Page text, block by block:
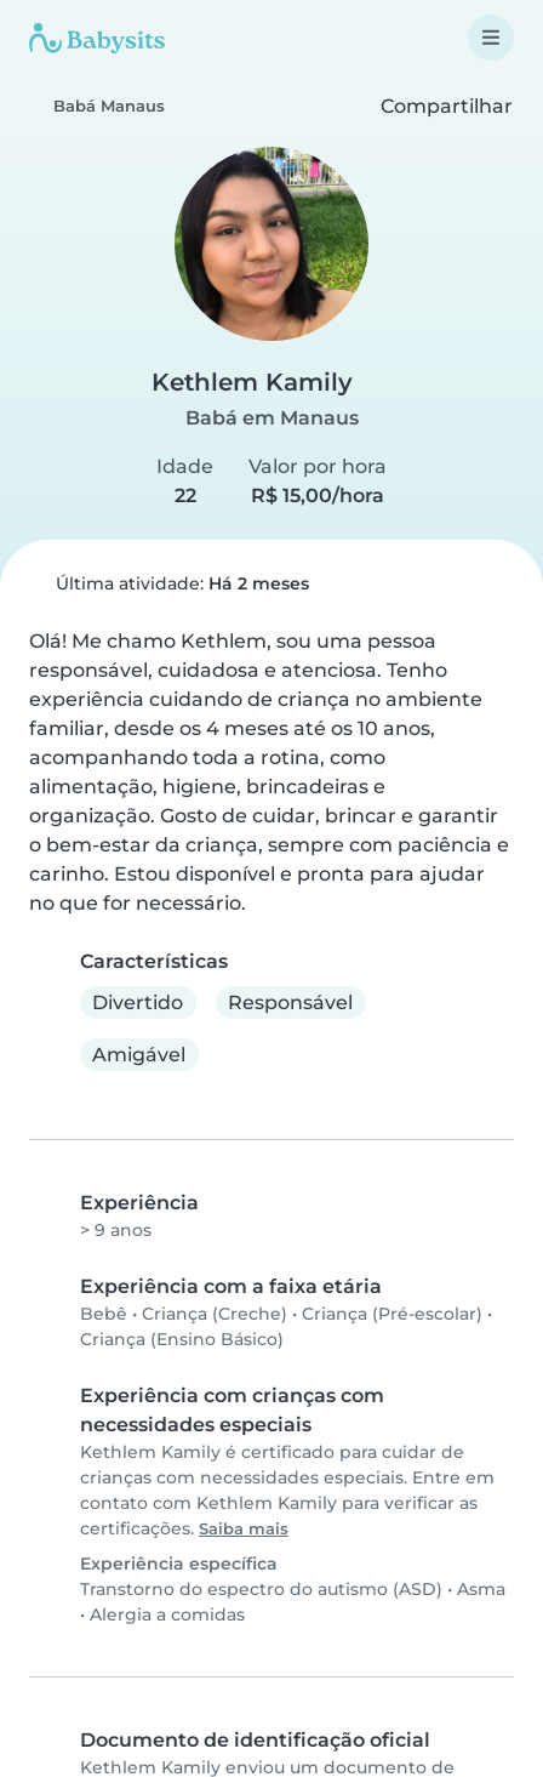
Babá Manaus Compartilhar
Kethlem Kamily
Babá em Manaus
Idade
22
Valor por hora
R$ 15,00/hora
Última atividade: Há 2 meses
Olá! Me chamo Kethlem, sou uma pessoa
responsável, cuidadosa e atenciosa. Tenho
experiência cuidando de criança no ambiente
familiar, desde os 4 meses até os 10 anos,
acompanhando toda a rotina, como
alimentação, higiene, brincadeiras e
organização. Gosto de cuidar, brincar e garantir
o bem-estar da criança, sempre com paciência e
carinho. Estou disponível e pronta para ajudar
no que for necessário.
Características
Divertido
Responsável
Amigável
Experiência
> 9 anos
Experiência com a faixa etária
Bebê • Criança (Creche) • Criança (Pré-escolar) •
Criança (Ensino Básico)
Experiência com crianças com
necessidades especiais
Kethlem Kamily é certificado para cuidar de
crianças com necessidades especiais. Entre em
contato com Kethlem Kamily para verificar as
certificações. Saiba mais
Experiência específica
Transtorno do espectro do autismo (ASD) • Asma
• Alergia a comidas
Documento de identificação oficial
Kethlem Kamily enviou um documento de